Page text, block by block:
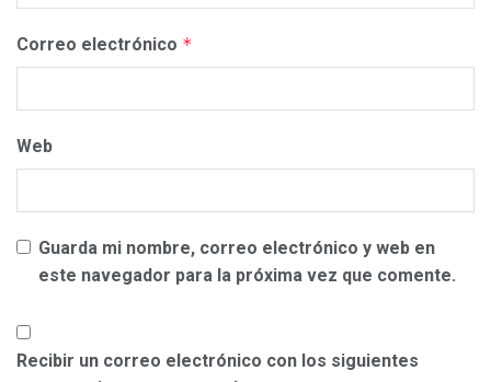
Correo electrónico *
Web
Guarda mi nombre, correo electrónico y web en
este navegador para la próxima vez que comente.
Recibir un correo electrónico con los siguientes